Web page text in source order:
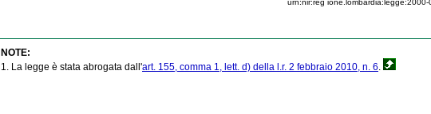
NOTE:
1. La legge è stata abrogata dall'art. 155, comma 1, lett. d) della l.r. 2 febbraio 2010, n. 6